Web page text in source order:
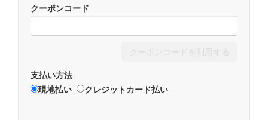
クーポンコード
支払い方法
現地払い
クレジットカード払い